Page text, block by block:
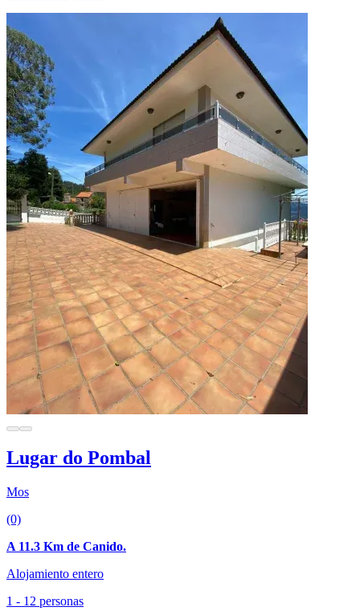
Lugar do Pombal
Mos
(0)
A 11.3 Km de Canido.
Alojamiento entero
1 - 12 personas